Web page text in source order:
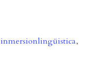
inmersionlingüistica,